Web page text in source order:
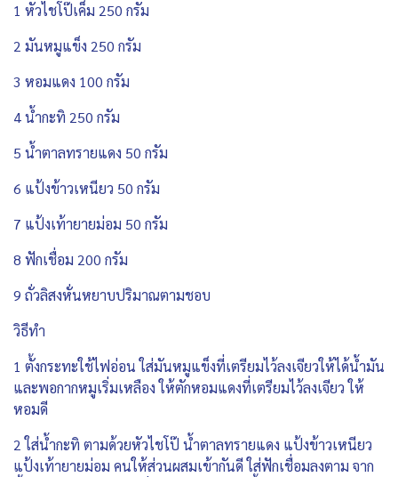
1 หัวไชโป๊เค็ม 250 กรัม
2 มันหมูแข็ง 250 กรัม
3 หอมแดง 100 กรัม
4 น้ำกะทิ 250 กรัม
5 น้ำตาลทรายแดง 50 กรัม
6 แป้งข้าวเหนียว 50 กรัม
7 แป้งเท้ายายม่อม 50 กรัม
8 ฟักเชื่อม 200 กรัม
9 ถั่วลิสงหั่นหยาบปริมาณตามชอบ
วิธีทำ
1 ตั้งกระทะใช้ไฟอ่อน ใส่มันหมูแข็งที่เตรียมไว้ลงเจียวให้ได้น้ำมัน
และพอกากหมูเริ่มเหลือง ให้ตักหอมแดงที่เตรียมไว้ลงเจียว ให้
หอมดี
2 ใส่น้ำกะทิ ตามด้วยหัวไชโป๊ น้ำตาลทรายแดง แป้งข้าวเหนียว
แป้งเท้ายายม่อม คนให้ส่วนผสมเข้ากันดี ใส่ฟักเชื่อมลงตาม จาก